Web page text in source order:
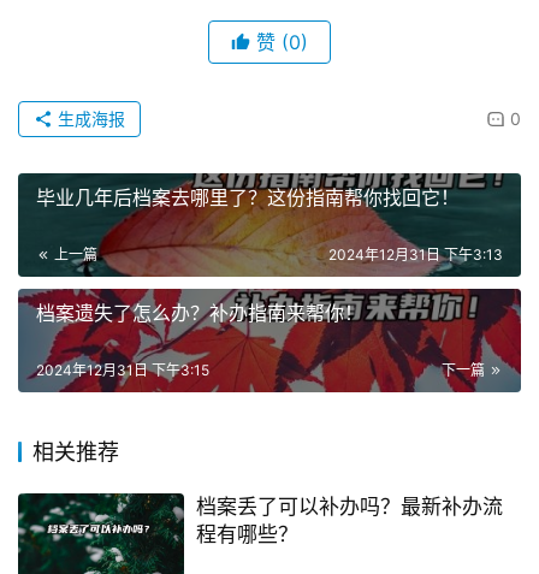
赞 (0)
0
生成海报
毕业几年后档案去哪里了？这份指南帮你找回它！
上一篇 2024年12月31日 下午3:13
档案遗失了怎么办？补办指南来帮你！
下一篇
2024年12月31日 下午3:15
相关推荐
档案丢了可以补办吗？最新补办流
程有哪些？